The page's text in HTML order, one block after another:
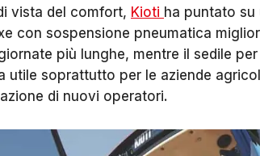
vista del comfort, Kioti ha puntato su
con sospensione pneumatica
più lunghe, mentre il sedile
utile soprattutto per le aziende
di nuovi operatori.